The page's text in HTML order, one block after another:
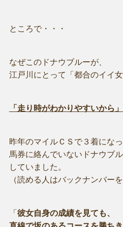
ところで・・・
なぜこのドナウブルーが、
江戸川にとって「都合のイイ
「走り時がわかりやすいから
昨年のマイルＣＳで３着になっ
馬券に絡んでいないドナウブ
していました。
（読める人はバックナンバー
「 彼女自身の成績を見ても、